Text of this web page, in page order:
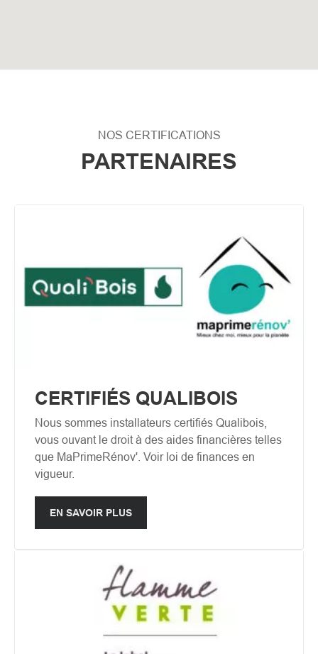
NOS CERTIFICATIONS
PARTENAIRES
CERTIFIÉS QUALIBOIS
Nous sommes installateurs certifiés Qualibois,
vous ouvant le droit à des aides financières telles
que MaPrimeRénov'. Voir loi de finances en
vigueur.
EN SAVOIR PLUS